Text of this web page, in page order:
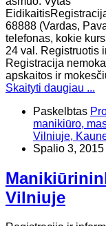
68888 (Vardas,
telefonas, kokie
24 val. Registruotis
Registracija
apskaitos ir
Skaityti daugiau ...
Paskelbtas
manikiūro,
Vilniuje,
Spalio 3, 2015
Vilniuje